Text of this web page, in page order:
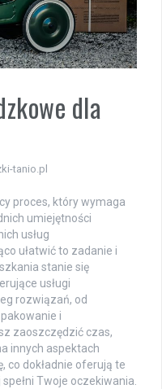
dla
tanio.pl
proces, który wymaga
umiejętności
usług
ułatwić to zadanie i
stanie się
usługi
rozwiązań, od
i
zaoszczędzić czas,
innych aspektach
co dokładnie oferują te
Twoje oczekiwania.